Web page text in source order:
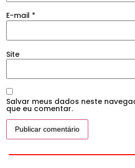
E-mail *
Site
Salvar meus dados neste
que eu comentar.